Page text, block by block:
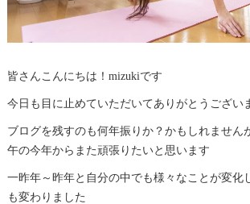
皆さんこんにちは！mizukiです
今日も目に止めていただいてありがとうござい
ブログを残すのも何年振りか？かもしれません
午の今年からまた頑張りたいと思います
一昨年～昨年と自分の中でも様々なことが変化
も変わりました